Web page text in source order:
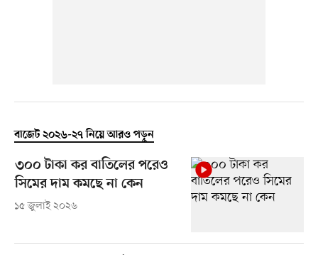
বাজেট ২০২৬-২৭ নিয়ে আরও পড়ুন
৩০০ টাকা কর বাতিলের পরেও
সিমের দাম কমছে না কেন
১৫ জুলাই ২০২৬